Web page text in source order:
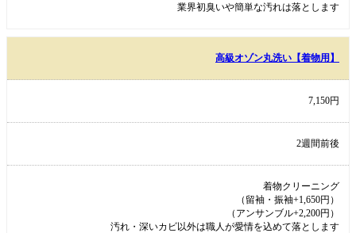
業界初臭いや簡単な汚れは落とします
高級オゾン丸洗い【着物用】
7,150円
2週間前後
着物クリーニング
（留袖・振袖+1,650円）
（アンサンブル+2,200円）
汚れ・深いカビ以外は職人が愛情を込めて落とします